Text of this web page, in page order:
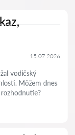
15.07.2026
vodičský
Môžem dnes